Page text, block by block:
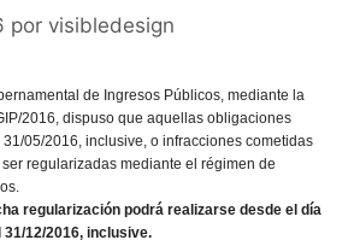
por visibledesign
de Ingresos Públicos, mediante la
2016, dispuso que aquellas obligaciones
05/2016, inclusive, o infracciones cometidas
regularizadas mediante el régimen de
regularización podrá realizarse desde el día
12/2016, inclusive.